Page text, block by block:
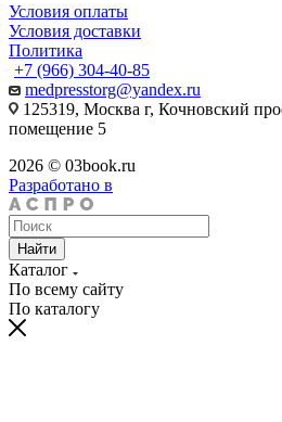
Условия оплаты
Условия доставки
Политика
+7 (966) 304-40-85
medpresstorg@yandex.ru
125319, Москва г, Кочновский
помещение 5
2026 © 03book.ru
Разработано в
Найти
Каталог
По всему сайту
По каталогу